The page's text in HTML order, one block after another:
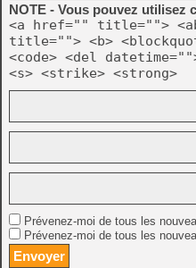
NOTE - Vous pouvez utilisez
<a href="" title="">
title=""> <b>
<code> <del
<s> <strike> <strong>
Prévenez-moi de tous les
Prévenez-moi de tous les